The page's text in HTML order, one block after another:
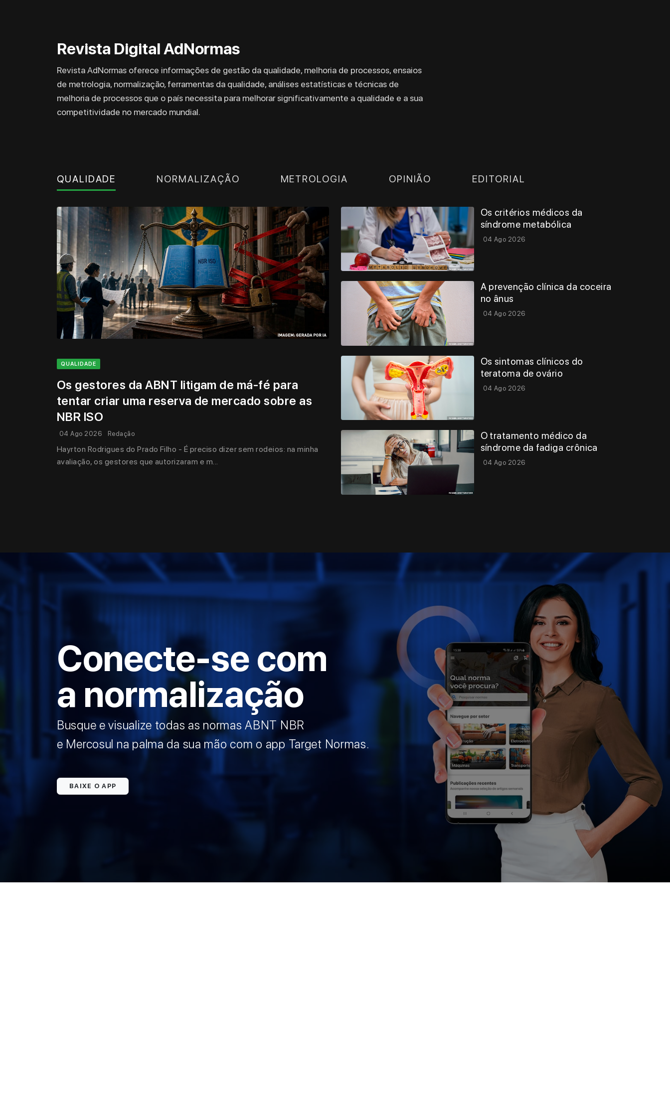
Revista Digital AdNormas
Revista AdNormas oferece informações de gestão da qualidade, melhoria de processos, ensaios
de metrologia, normalização, ferramentas da qualidade, análises estatísticas e técnicas de
melhoria de processos que o país necessita para melhorar significativamente a qualidade e a sua
competitividade no mercado mundial.
QUALIDADE NORMALIZAÇÃO METROLOGIA OPINIÃO EDITORIAL
QUALIDADE
Os gestores da ABNT litigam de má-fé para
tentar criar uma reserva de mercado sobre as
NBR ISO
04 Ago 2026 Redação
Hayrton Rodrigues do Prado Filho - É preciso dizer sem rodeios: na minha
avaliação, os gestores que autorizaram e m...
Os critérios médicos da
síndrome metabólica
04 Ago 2026
A prevenção clínica da coceira
no ânus
04 Ago 2026
Os sintomas clínicos do
teratoma de ovário
04 Ago 2026
O tratamento médico da
síndrome da fadiga crônica
04 Ago 2026
Conecte-se com
a normalização
Busque e visualize todas as normas ABNT NBR
e Mercosul na palma da sua mão com o app Target Normas.
BAIXE O APP